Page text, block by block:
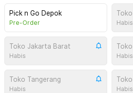
Pick n Go Depok
Pre-Order Habis
Toko Jakarta Barat
Habis Habis
Toko Tangerang
Habis Habis